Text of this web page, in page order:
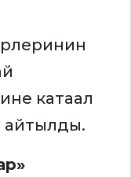
катаал
айтылды.